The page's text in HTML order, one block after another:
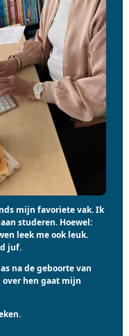
mijn favoriete vak. Ik
studeren. Hoewel:
leek me ook leuk.
juf.
na de geboorte van
hen gaat mijn